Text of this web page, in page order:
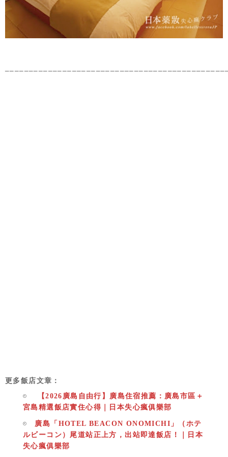
更多飯店文章：
【2026廣島自由行】廣島住宿推薦：廣島市區＋
宮島精選飯店實住心得｜日本失心瘋俱樂部
廣島「HOTEL BEACON ONOMICHI」（ホテ
ルビーコン）尾道站正上方，出站即達飯店！｜日本
失心瘋俱樂部